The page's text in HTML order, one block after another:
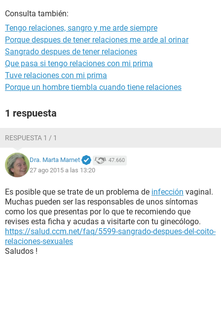
Consulta también:
Tengo relaciones, sangro y me arde siempre
Porque despues de tener relaciones me arde al orinar
Sangrado despues de tener relaciones
Que pasa si tengo relaciones con mi prima
Tuve relaciones con mi prima
Porque un hombre tiembla cuando tiene relaciones
1 respuesta
RESPUESTA 1 / 1
Dra. Marta Marnet 47.660
27 ago 2015 a las 13:20
Es posible que se trate de un problema de infección vaginal.
Muchas pueden ser las responsables de unos síntomas
como los que presentas por lo que te recomiendo que
revises esta ficha y acudas a visitarte con tu ginecólogo.
https://salud.ccm.net/faq/5599-sangrado-despues-del-coito-
relaciones-sexuales
Saludos !